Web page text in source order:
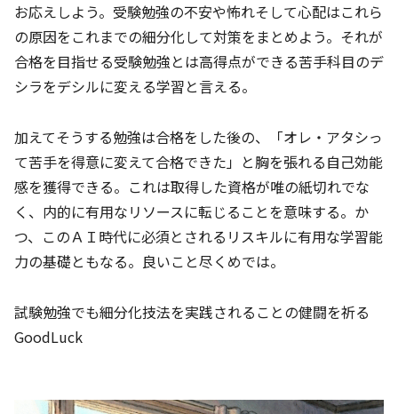
お応えしよう。受験勉強の不安や怖れそして心配はこれら
の原因をこれまでの細分化して対策をまとめよう。それが
合格を目指せる受験勉強とは高得点ができる苦手科目のデ
シラをデシルに変える学習と言える。
加えてそうする勉強は合格をした後の、「オレ・アタシっ
て苦手を得意に変えて合格できた」と胸を張れる自己効能
感を獲得できる。これは取得した資格が唯の紙切れでな
く、内的に有用なリソースに転じることを意味する。か
つ、このＡＩ時代に必須とされるリスキルに有用な学習能
力の基礎ともなる。良いこと尽くめでは。
試験勉強でも細分化技法を実践されることの健闘を祈る
GoodLuck